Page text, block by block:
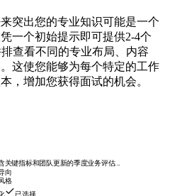
突出您的专业知识可能是一个
一个初始提示即可提供2-4个
查看不同的专业布局、内容
这使您能够为每个特定的工作
，增加您获得面试的机会。
关键指标和团队更新的季度业务评估...
向
格
已选择